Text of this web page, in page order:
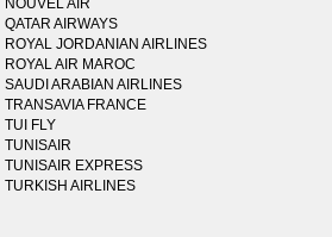
NOUVEL AIR
QATAR AIRWAYS
ROYAL JORDANIAN AIRLINES
ROYAL AIR MAROC
SAUDI ARABIAN AIRLINES
TRANSAVIA FRANCE
TUI FLY
TUNISAIR
TUNISAIR EXPRESS
TURKISH AIRLINES